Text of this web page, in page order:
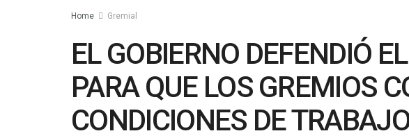
Home Gremial
EL GOBIERNO DEFENDIÓ
PARA QUE LOS GREMIOS
CONDICIONES DE